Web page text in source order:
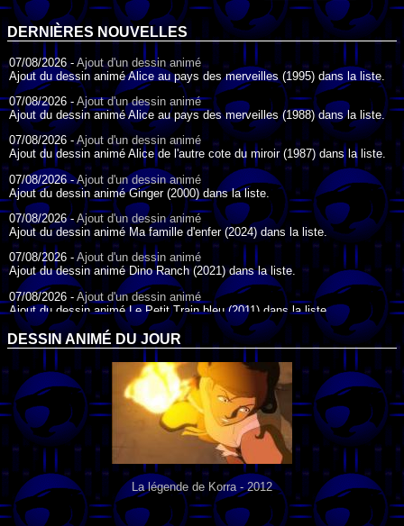
DERNIÈRES NOUVELLES
07/08/2026 -Ajout d'un dessin animé
Ajout du dessin animé Alice au pays des merveilles (1995) dans la liste.
07/08/2026 - Ajout d'un dessin animé
Ajout du dessin animé Alice au pays des merveilles (1988) dans la liste.
07/08/2026 -Ajout d'un dessin animé
Ajout du dessin animé Alice de l'autre cote du miroir (1987) dans la liste.
07/08/2026 -Ajout d'un dessin animé
Ajout du dessin animé Ginger (2000) dans la liste.
07/08/2026 -Ajout d'un dessin animé
Ajout du dessin animé Ma famille d'enfer (2024) dans la liste.
07/08/2026 - Ajout d'un dessin animé
Ajout du dessin animé Dino Ranch (2021) dans la liste.
07/08/2026 - Ajout d'un dessin animé
Ajout du dessin animé Le Petit Train bleu (2011) dans la liste.
07/08/2026 -Ajout d'un dessin animé
Ajout du dessin animé Agent Spécial Oso (2009) dans la liste.
17/07/2026 -
Ajout d'un dessin animé
Ajout du dessin animé Peter Pan (1988) dans la liste.
17/07/2026 -
Ajout d'un dessin animé
Ajout du dessin animé Le Bossu de Notre-Dame (1996) dans la liste.
DESSIN ANIMÉ DU JOUR
La légende de Korra - 2012